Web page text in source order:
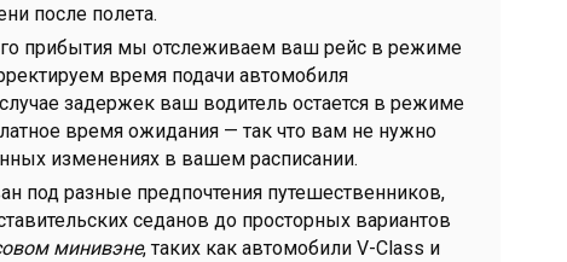
после полета.
прибытия мы отслеживаем ваш рейс в режиме
время подачи автомобиля
задержек ваш водитель остается в режиме
время ожидания — так что вам не нужно
изменениях в вашем расписании.
под разные предпочтения путешественников,
седанов до просторных вариантов
минивэне, таких как автомобили V-Class и